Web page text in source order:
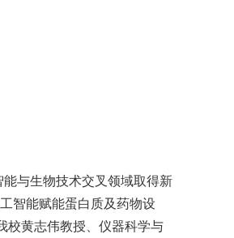
与生物技术交叉领域取得新
智能赋能蛋白质及药物设
校黄志伟教授、仪器科学与